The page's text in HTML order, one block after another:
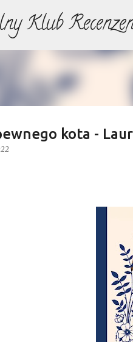
Klub
kota -